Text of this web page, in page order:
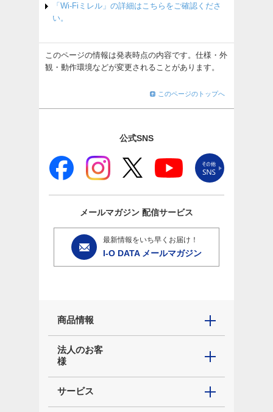
「Wi-Fiミレル」の詳細はこちらをご確認くださ
い。
このページの情報は発表時点の内容です。仕様・外
観・動作環境などが変更されることがあります。
このページのトップへ
公式SNS
メールマガジン 配信サービス
最新情報をいち早くお届け！
I-O DATA メールマガジン
商品情報
法人のお客
様
サービス